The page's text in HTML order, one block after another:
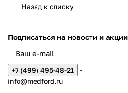
Назад к списку
Подписаться на новости и акции
+7 (499) 495-48-21
info@medford.ru